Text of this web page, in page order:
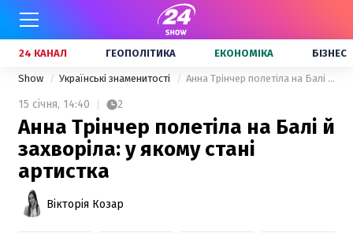
24 КАНАЛ ГЕОПОЛІТИКА ЕКОНОМІКА БІЗНЕС
Show Українські знаменитості Анна Трінчер полетіла на Балі й захворіла: у якому стані артистка
15 січня, 14:40 2
Анна Трінчер полетіла на Балі й
захворіла: у якому стані
артистка
Вікторія Козар